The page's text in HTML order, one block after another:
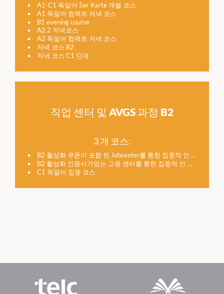
A1-C1 독일어 5er Karte 개별 코스
A1 독일어 컴팩트 저녁 코스
B1 evening course
A2.2 저녁코스
A2 독일어 컴팩트 저녁 코스
저녁 코스 B2
저녁 코스 C1 단계
직업 센터 및 AVGS 과정 B2
3 개 코스:
B2 활성화 쿠폰이 포함 된 Jobcenter를 통한 집중적 인 오후
B2 활성화 인증서가있는 고용 센터를 통한 집중적 인 아침
C1 독일어 집중 코스